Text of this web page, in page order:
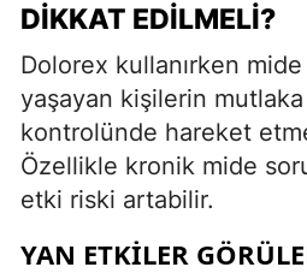
DIKKAT EDILMELI?
Dolorex kullanırken mide
yaşayan kişilerin
kontrolünde hareket
Özellikle kronik mide
etki riski artabilir.
YAN ETKILER